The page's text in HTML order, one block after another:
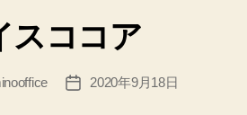
の
ブ
グ
ゴ
リ
スココア
投
2020年9月18日